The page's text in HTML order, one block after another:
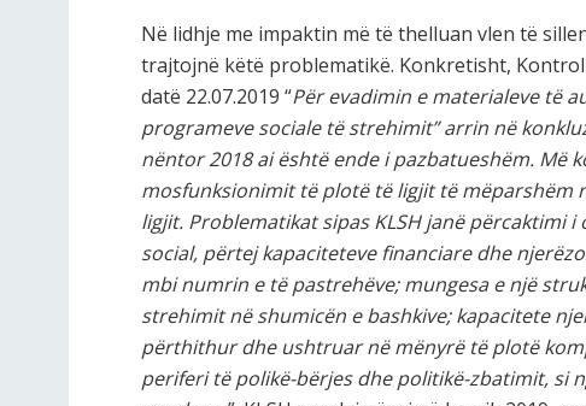
Në lidhje me impaktin më të thelluan vlen të
trajtojnë këtë problematikë. Konkretisht,
datë 22.07.2019 “Përevadimin e materialeve të
programeve sociale të strehimit”arrin në
nëntor 2018 ai është ende i pazbatueshëm. Më
mosfunksionimit të plotë të ligjit të mëparshëm
ligjit. Problematikat sipas KLSH janë përcaktimi
social, përtej kapaciteteve financiare dhe
mbi numrin e të pastrehëve; mungesa e një
strehimit në shumicën e bashkive; kapacitete
përthithur dhe ushtruar në mënyrë të plotë
periferi të polikë-bërjes dhe politikë-zbatimit, si